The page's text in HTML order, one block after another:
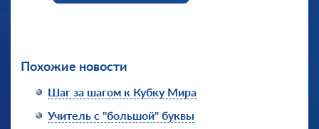
Похожие новости
Шаг за шагом к Кубку Мира
Учитель с "большой" буквы